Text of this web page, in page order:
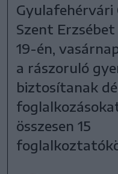
Szent
19-én,
a rászoruló
biztosítanak
összesen 15